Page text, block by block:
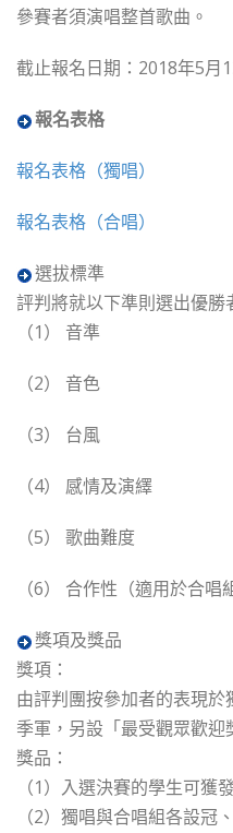
參賽者須演唱整首歌曲。
截止報名日期：2018年5月
報名表格
報名表格（獨唱）
報名表格（合唱）
選拔標準
評判將就以下準則選出優勝
（1） 音準
（2） 音色
（3） 台風
（4） 感情及演繹
（5） 歌曲難度
（6） 合作性（適用於合唱
獎項及獎品
獎項：
由評判團按參加者的表現於
季軍，另設「最受觀眾歡迎
獎品：
（1）入選決賽的學生可獲
（2）獨唱與合唱組各設冠